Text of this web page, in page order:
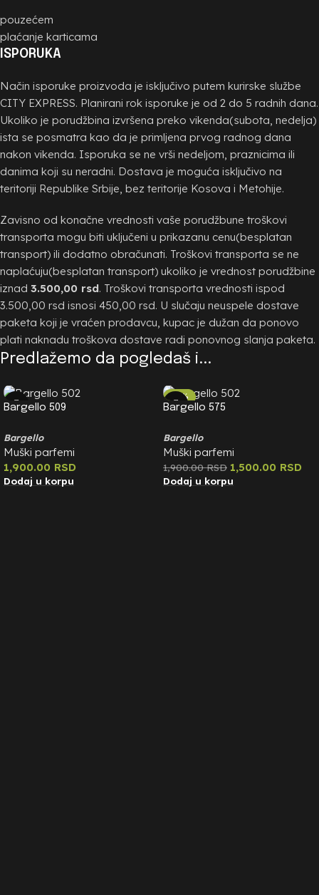
pouzećem
plaćanje karticama
ISPORUKA
Način isporuke proizvoda je isključivo putem kurirske službe
CITY EXPRESS. Planirani rok isporuke je od 2 do 5 radnih dana.
Ukoliko je porudžbina izvršena preko vikenda(subota, nedelja)
ista se posmatra kao da je primljena prvog radnog dana
nakon vikenda. Isporuka se ne vrši nedeljom, praznicima ili
danima koji su neradni. Dostava je moguća isključivo na
teritoriji Republike Srbije, bez teritorije Kosova i Metohije.
Zavisno od konačne vrednosti vaše porudžbune troškovi
transporta mogu biti uključeni u prikazanu cenu(besplatan
transport) ili dodatno obračunati. Troškovi transporta se ne
naplaćuju(besplatan transport) ukoliko je vrednost porudžbine
iznad 3.500,00 rsd. Troškovi transporta vrednosti ispod
3.500,00 rsd isnosi 450,00 rsd. U slučaju neuspele dostave
paketa koji je vraćen prodavcu, kupac je dužan da ponovo
plati naknadu troškova dostave radi ponovnog slanja paketa.
Predlažemo da pogledaš i...
Bargello 509
Bargello
Muški parfemi
1,900.00 RSD
Dodaj u korpu
-21%
Bargello 575
Bargello
Muški parfemi
1,900.00RSD 1,500.00 RSD
Dodaj u korpu